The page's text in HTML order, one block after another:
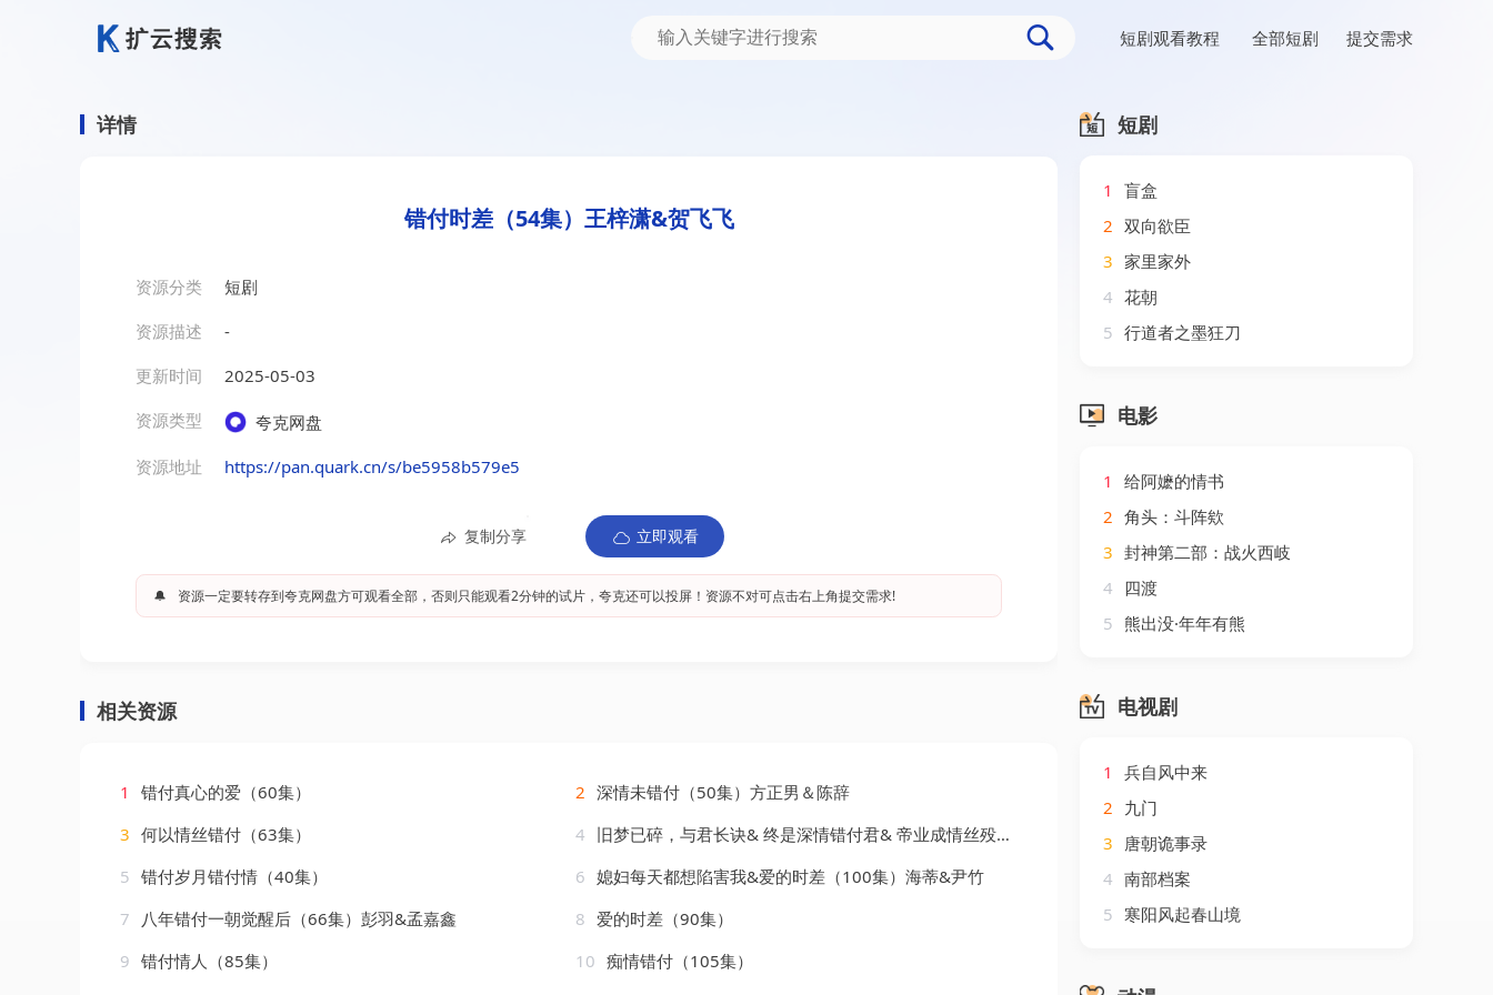
短剧观看教程 全部短剧 提交需求
详情
错付时差（54集）王梓潇&贺飞飞
资源分类
短剧
资源描述
-
更新时间
2025-05-03
资源类型
夸克网盘
资源地址
https://pan.quark.cn/s/be5958b579e5
复制分享 立即观看
🔔 资源一定要转存到夸克网盘方可观看全部，否则只能观看2分钟的试片，夸克还可以投屏！资源不对可点击右上角提交需求!
相关资源
1 错付真心的爱（60集） 2 深情未错付（50集）方正男＆陈辞
3 何以情丝错付（63集） 4 旧梦已碎，与君长诀& 终是深情错付君& 帝业成情丝殁（50集）
5 错付岁月错付情（40集） 6 媳妇每天都想陷害我&爱的时差（100集）海蒂&尹竹
7
八年错付一朝觉醒后（66集）彭羽&孟嘉鑫 8 爱的时差（90集）
9 错付情人（85集） 10 痴情错付（105集）
短剧
1
盲盒
2 双向欲臣
3 家里家外
4 花朝
5 行道者之墨狂刀
电影
1
给阿嬷的情书
2 角头：斗阵欸
3 封神第二部：战火西岐
4 四渡
5 熊出没·年年有熊
电视剧
1
兵自风中来
2 九门
3 唐朝诡事录
4 南部档案
5 寒阳风起春山境